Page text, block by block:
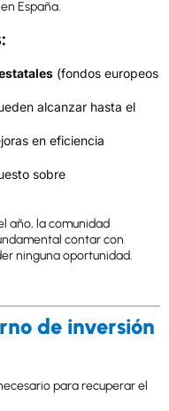
España.
(fondos europeos
alcanzar hasta el
en eficiencia
sobre
año, la comunidad
contar con
ninguna oportunidad.
de inversión
para recuperar el